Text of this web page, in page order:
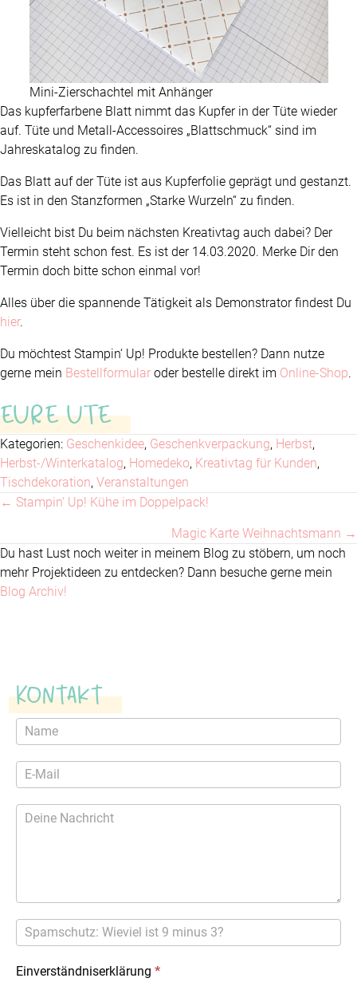
Mini-Zierschachtel mit Anhänger
Das kupferfarbene Blatt nimmt das Kupfer in der Tüte wieder
auf. Tüte und Metall-Accessoires „Blattschmuck“ sind im
Jahreskatalog zu finden.
Das Blatt auf der Tüte ist aus Kupferfolie geprägt und gestanzt.
Es ist in den Stanzformen „Starke Wurzeln“ zu finden.
Vielleicht bist Du beim nächsten Kreativtag auch dabei? Der
Termin steht schon fest. Es ist der 14.03.2020. Merke Dir den
Termin doch bitte schon einmal vor!
Alles über die spannende Tätigkeit als Demonstrator findest Du
hier.
Du möchtest Stampin‘ Up! Produkte bestellen? Dann nutze
gerne mein Bestellformular oder bestelle direkt im Online-Shop.
EURE UTE
Kategorien: Geschenkidee, Geschenkverpackung, Herbst,
Herbst-/Winterkatalog, Homedeko, Kreativtag für Kunden,
Tischdekoration, Veranstaltungen
Posts
navigation
← Stampin‘ Up! Kühe im Doppelpack!
Magic Karte Weihnachtsmann →
Du hast Lust noch weiter in meinem Blog zu stöbern, um noch
mehr Projektideen zu entdecken? Dann besuche gerne mein
Blog Archiv!
Kontakt
Kontaktformular
Einverständniserklärung *